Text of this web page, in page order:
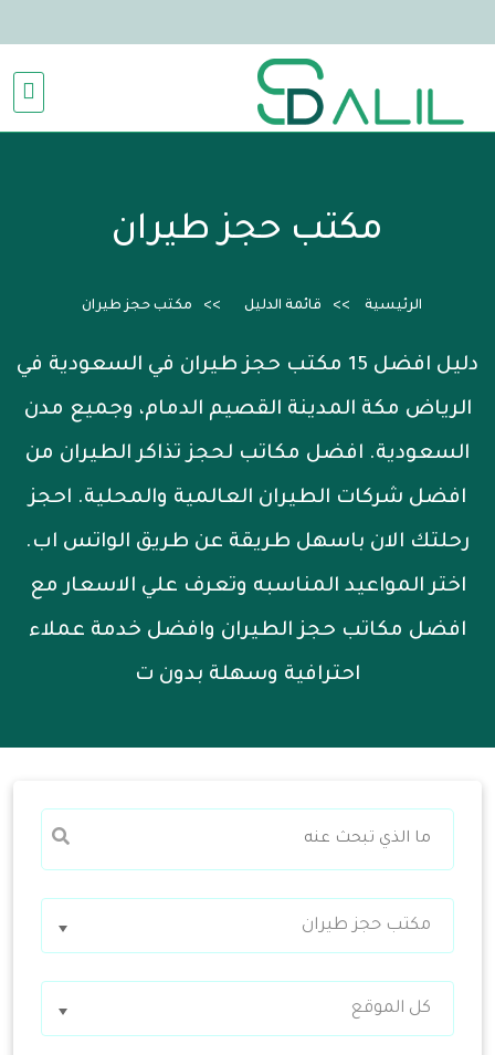
مكتب حجز طيران
الرئيسية قائمة الدليل مكتب حجز طيران
دليل افضل 15 مكتب حجز طيران في السعودية في
الرياض مكة المدينة القصيم الدمام، وجميع مدن
السعودية. افضل مكاتب لحجز تذاكر الطيران من
افضل شركات الطيران العالمية والمحلية. احجز
رحلتك الان باسهل طريقة عن طريق الواتس اب.
اختر المواعيد المناسبه وتعرف علي الاسعار مع
افضل مكاتب حجز الطيران وافضل خدمة عملاء
احترافية وسهلة بدون ت
مكتب حجز طيران
كل الموقع